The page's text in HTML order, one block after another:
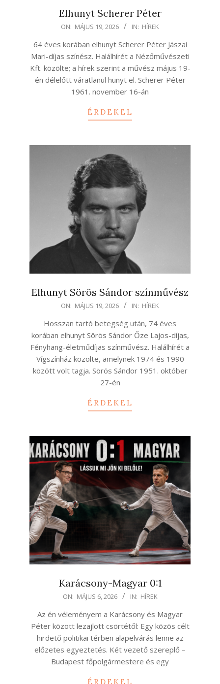
Elhunyt Scherer Péter
19
ON: MÁJUS 19, 2026 IN: HÍREK
64 éves korában elhunyt Scherer Péter Jászai
Mari-díjas színész. Halálhírét a Nézőművészeti
Kft. közölte; a hírek szerint a művész május 19-
én délelőtt váratlanul hunyt el. Scherer Péter
1961. november 16-án
ÉRDEKEL
Elhunyt Sörös Sándor színművész
ON: MÁJUS 19, 2026 IN: HÍREK
Hosszan tartó betegség után, 74 éves
korában elhunyt Sörös Sándor Őze Lajos-díjas,
Fényhang-életműdíjas színművész. Halálhírét a
Vígszínház közölte, amelynek 1974 és 1990
között volt tagja. Sörös Sándor 1951. október
27-én
ÉRDEKEL
Karácsony-Magyar 0:1
06
ON: MÁJUS 6, 2026 IN: HÍREK
Az én véleményem a Karácsony és Magyar
Péter között lezajlott csörtétől: Egy közös célt
hirdető politikai térben alapelvárás lenne az
előzetes egyeztetés. Két vezető szereplő –
Budapest főpolgármestere és egy
ÉRDEKEL